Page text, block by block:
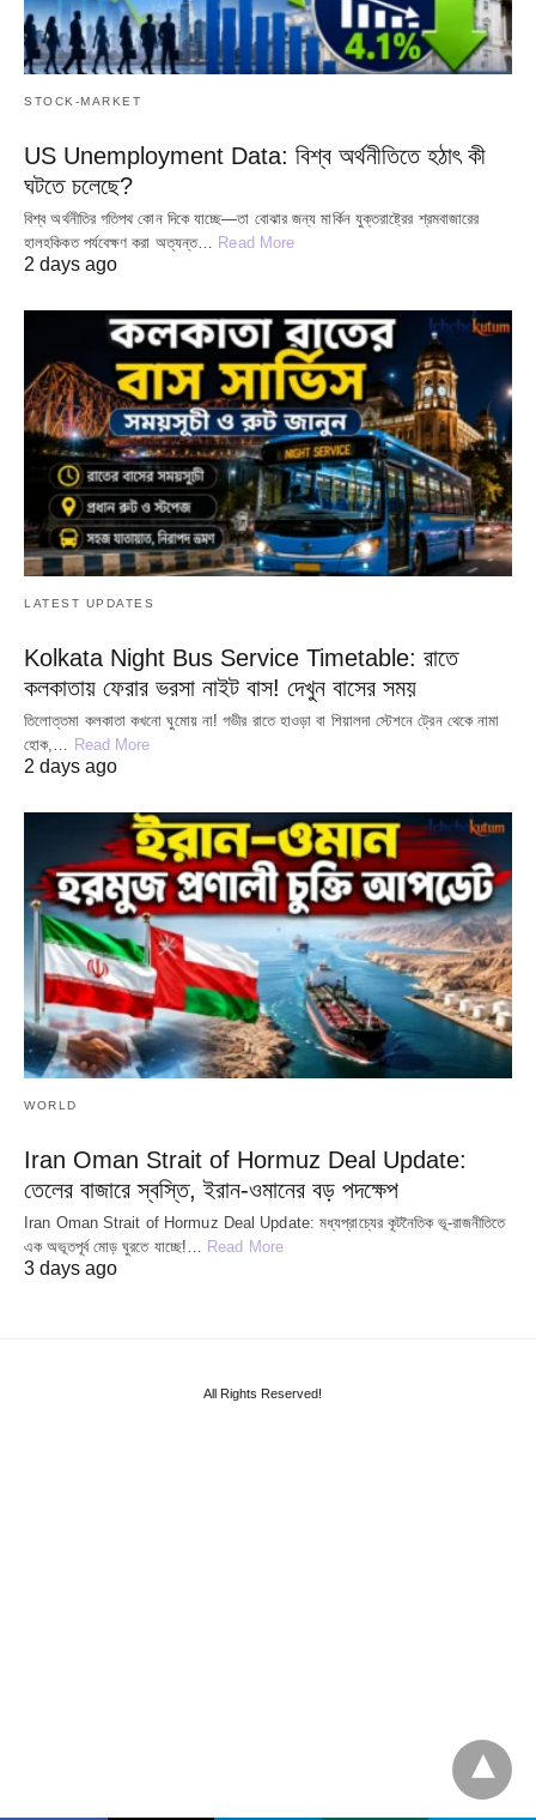
STOCK-MARKET
US Unemployment Data: বিশ্ব অর্থনীতিতে হঠাৎ কী
ঘটতে চলেছে?
বিশ্ব অর্থনীতির গতিপথ কোন দিকে যাচ্ছে—তা বোঝার জন্য মার্কিন যুক্তরাষ্ট্রের শ্রমবাজারের
হালহকিকত পর্যবেক্ষণ করা অত্যন্ত… Read More
2 days ago
LATEST UPDATES
Kolkata Night Bus Service Timetable: রাতে
কলকাতায় ফেরার ভরসা নাইট বাস! দেখুন বাসের সময়
তিলোত্তমা কলকাতা কখনো ঘুমোয় না! গভীর রাতে হাওড়া বা শিয়ালদা স্টেশনে ট্রেন থেকে নামা
হোক,…
Read More
2 days ago
WORLD
Iran Oman Strait of Hormuz Deal Update:
তেলের বাজারে স্বস্তি, ইরান-ওমানের বড় পদক্ষেপ
Iran Oman Strait of Hormuz Deal Update: মধ্যপ্রাচ্যের কূটনৈতিক ভূ-রাজনীতিতে
এক অভূতপূর্ব মোড় ঘুরতে যাচ্ছে!… Read More
3 days ago
All Rights Reserved!